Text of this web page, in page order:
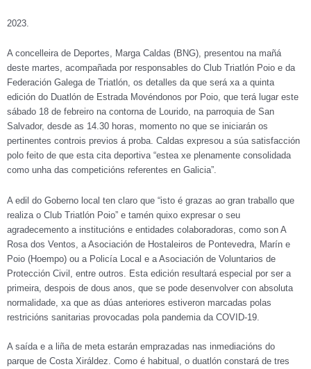
2023.
A concelleira de Deportes, Marga Caldas (BNG), presentou na mañá
deste martes, acompañada por responsables do Club Triatlón Poio e da
Federación Galega de Triatlón, os detalles da que será xa a quinta
edición do Duatlón de Estrada Movéndonos por Poio, que terá lugar este
sábado 18 de febreiro na contorna de Lourido, na parroquia de San
Salvador, desde as 14.30 horas, momento no que se iniciarán os
pertinentes controis previos á proba. Caldas expresou a súa satisfacción
polo feito de que esta cita deportiva “estea xe plenamente consolidada
como unha das competicións referentes en Galicia”.
A edil do Goberno local ten claro que “isto é grazas ao gran traballo que
realiza o Club Triatlón Poio” e tamén quixo expresar o seu
agradecemento a institucións e entidades colaboradoras, como son A
Rosa dos Ventos, a Asociación de Hostaleiros de Pontevedra, Marín e
Poio (Hoempo) ou a Policía Local e a Asociación de Voluntarios de
Protección Civil, entre outros. Esta edición resultará especial por ser a
primeira, despois de dous anos, que se pode desenvolver con absoluta
normalidade, xa que as dúas anteriores estiveron marcadas polas
restricións sanitarias provocadas pola pandemia da COVID-19.
A saída e a liña de meta estarán emprazadas nas inmediacións do
parque de Costa Xiráldez. Como é habitual, o duatlón constará de tres